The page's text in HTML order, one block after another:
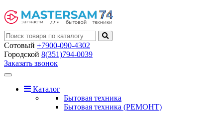
Сотовый +7900-090-4302
Городской 8(351)794-0039
Заказать звонок
Toggle
navigationКаталог
Бытовая техника
Бытовая техника (РЕМОНТ)